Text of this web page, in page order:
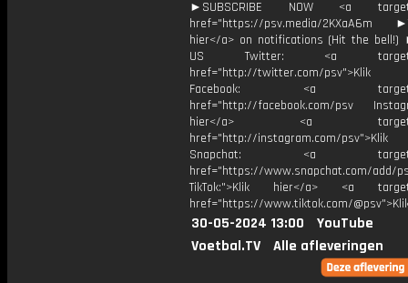
►SUBSCRIBE NOW <a
href="https://psv.media/2KXaA6m
hier</a> on notifications (Hit the bell!)
US Twitter: <a
href="http://twitter.com/psv">Klik
Facebook: <a
href="http://facebook.com/psv
hier</a> <a
href="http://instagram.com/
Snapchat: <a
href="https://www.snapchat.com/add/
TikTok:">Klik hier</a> <a
href="https://www.tiktok.com/
30-05-2024 13:00
YouTube
Voetbal.TV
Alle afleveringen